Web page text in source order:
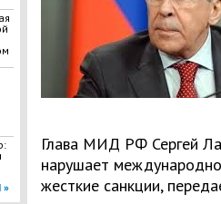
Глава МИД РФ Сергей
нарушает
жесткие санкции,